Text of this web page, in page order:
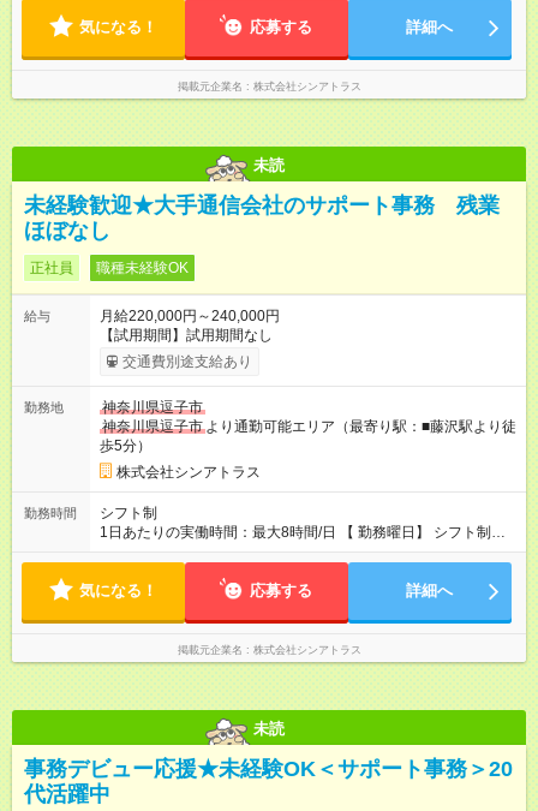
気になる！ 応募する 詳細へ
掲載元企業名 株式会社シンアトラス
未読
未経験歓迎★大手通信会社のサポート事務 残業
ほぼなし
正社員 職種未経験OK
給与
月給220,000円～240,000円
【試用期間】試用期間なし
交通費別途支給あり
勤務地
神奈川県逗子市
神奈川県逗子市 より通勤可能エリア（最寄り駅：■藤沢駅より徒
歩5分）
株式会社シンアトラス
勤務時間
シフト制
1日あたりの実働時間：最大8時間/日 【 勤務曜日】 シフト制
土日祝含む週５日勤務 【 勤務時間 】 ・ 9：00～20：00（実働
気になる！ 応募する 詳細へ
掲載元企業名 株式会社シンアトラス
未読
事務デビュー応援★未経験OK＜サポート事務＞20
代活躍中